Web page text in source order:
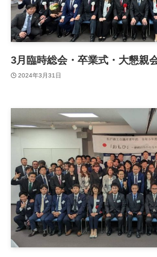
3月臨時総会・卒業式・大懇親
2024年3月31日